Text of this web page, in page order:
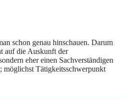
schon genau hinschauen. Darum
auf die Auskunft der
eher einen Sachverständigen
möglichst Tätigkeitsschwerpunkt